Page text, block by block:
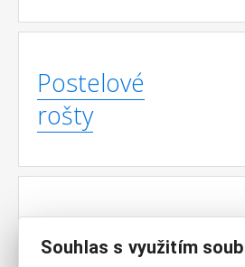
Postelové
rošty
Matrace
Souhlas s využitím